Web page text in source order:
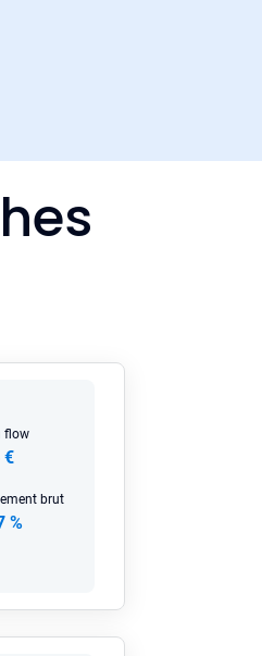
flow
€
brut
%